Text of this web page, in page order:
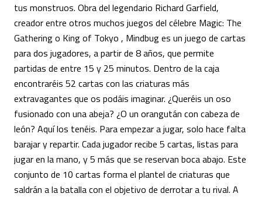
tus monstruos. Obra del legendario Richard Garfield,
creador entre otros muchos juegos del célebre Magic: The
Gathering o King of Tokyo , Mindbug es un juego de cartas
para dos jugadores, a partir de 8 años, que permite
partidas de entre 15 y 25 minutos. Dentro de la caja
encontraréis 52 cartas con las criaturas más
extravagantes que os podáis imaginar. ¿Queréis un oso
fusionado con una abeja? ¿O un orangután con cabeza de
león? Aquí los tenéis. Para empezar a jugar, solo hace falta
barajar y repartir. Cada jugador recibe 5 cartas, listas para
jugar en la mano, y 5 más que se reservan boca abajo. Este
conjunto de 10 cartas forma el plantel de criaturas que
saldrán a la batalla con el objetivo de derrotar a tu rival. A